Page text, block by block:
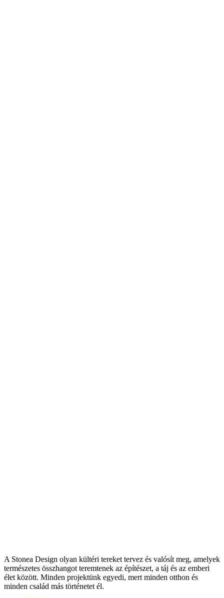
A Stonea Design olyan kültéri tereket tervez és valósít meg, amelyek
természetes összhangot teremtenek az építészet, a táj és az emberi
élet között. Minden projektünk egyedi, mert minden otthon és
minden család más történetet él.